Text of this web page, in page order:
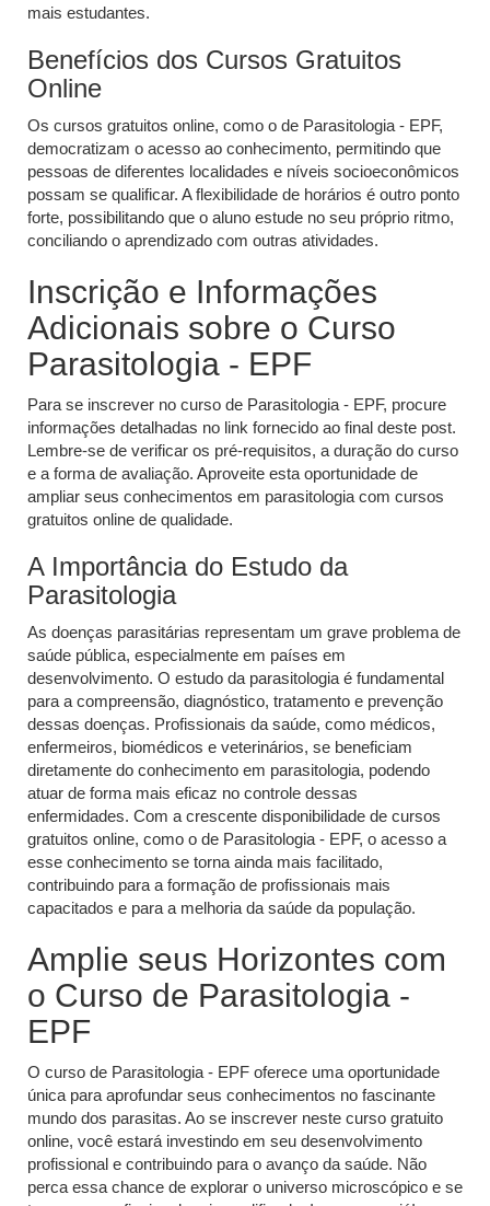
mais estudantes.
Benefícios dos Cursos Gratuitos
Online
Os cursos gratuitos online, como o de Parasitologia - EPF,
democratizam o acesso ao conhecimento, permitindo que
pessoas de diferentes localidades e níveis socioeconômicos
possam se qualificar. A flexibilidade de horários é outro ponto
forte, possibilitando que o aluno estude no seu próprio ritmo,
conciliando o aprendizado com outras atividades.
Inscrição e Informações
Adicionais sobre o Curso
Parasitologia - EPF
Para se inscrever no curso de Parasitologia - EPF, procure
informações detalhadas no link fornecido ao final deste post.
Lembre-se de verificar os pré-requisitos, a duração do curso
e a forma de avaliação. Aproveite esta oportunidade de
ampliar seus conhecimentos em parasitologia com cursos
gratuitos online de qualidade.
A Importância do Estudo da
Parasitologia
As doenças parasitárias representam um grave problema de
saúde pública, especialmente em países em
desenvolvimento. O estudo da parasitologia é fundamental
para a compreensão, diagnóstico, tratamento e prevenção
dessas doenças. Profissionais da saúde, como médicos,
enfermeiros, biomédicos e veterinários, se beneficiam
diretamente do conhecimento em parasitologia, podendo
atuar de forma mais eficaz no controle dessas
enfermidades. Com a crescente disponibilidade de cursos
gratuitos online, como o de Parasitologia - EPF, o acesso a
esse conhecimento se torna ainda mais facilitado,
contribuindo para a formação de profissionais mais
capacitados e para a melhoria da saúde da população.
Amplie seus Horizontes com
o Curso de Parasitologia -
EPF
O curso de Parasitologia - EPF oferece uma oportunidade
única para aprofundar seus conhecimentos no fascinante
mundo dos parasitas. Ao se inscrever neste curso gratuito
online, você estará investindo em seu desenvolvimento
profissional e contribuindo para o avanço da saúde. Não
perca essa chance de explorar o universo microscópico e se